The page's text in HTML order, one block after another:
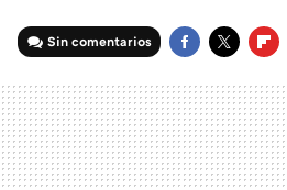
Sin comentarios